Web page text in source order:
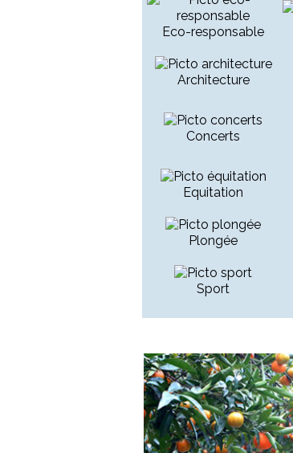
Eco-responsable
Architecture
Concerts
Equitation
Plongée
Sport